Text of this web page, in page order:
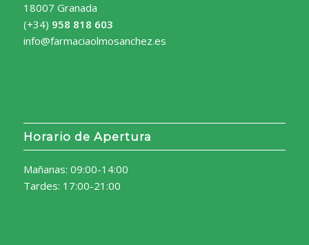
18007 Granada
(+34) 958 818 603
info@farmaciaolmosanchez.es
Horario de Apertura
Mañanas: 09:00-14:00
Tardes: 17:00-21:00